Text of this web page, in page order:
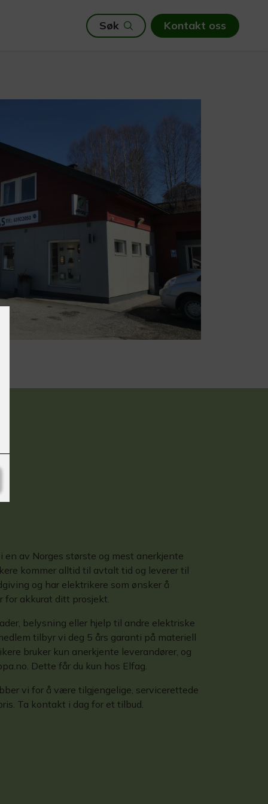
Søk Kontakt oss
en av Norges største og mest anerkjente
kommer alltid til avtalt tid og leverer til
og har elektrikere som ønsker å
for akkurat ditt prosjekt.
belysning eller hjelp til andre elektriske
tilbyr vi deg 5 års garanti på materiell
bruker kun anerkjente leverandører, og
Dette får du kun hos Elfag.
vi for å være tilgjengelige, servicerettede
Ta kontakt i dag for et tilbud.